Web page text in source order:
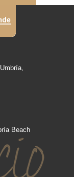
Beach